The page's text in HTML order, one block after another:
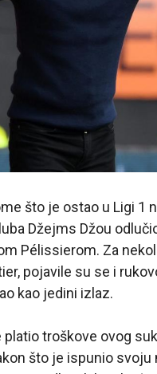
što je ostao u Ligi 1
Džejms Džou
Pélissierom. Za
pojavile su se i
kao jedini izlaz.
troškove ovog
što je ispunio svoju